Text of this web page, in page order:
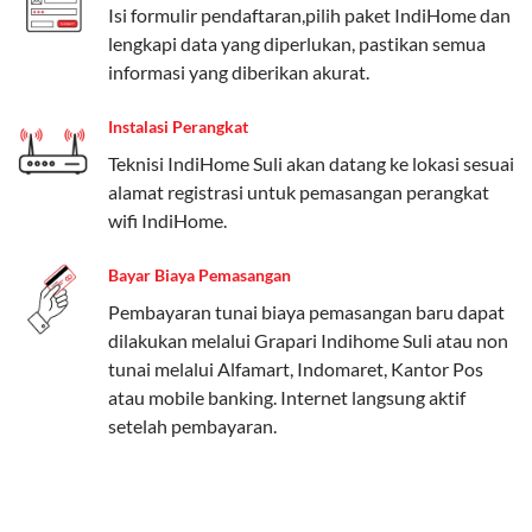
Paket Easy cocok untuk kebutuhan dasar, Paket
Complete untuk yang menginginkan fitur lengkap,
dan Paket Dynamic IP untuk pengguna yang
Paket Telkomsel One dengan Kuota Keluarga
Salah satu fitur unggulan Telkomsel One adalah Paket
Kuota Keluarga. Dengan kuota hingga 30 GB, Anda
atau teman tanpa perlu khawatir kehabisan kuota.
Berikut adalah detailnya:
Kuota Keluarga 30 GB
Kuota ini dapat digunakan secara bersama-sama oleh
Admin (pelanggan utama) dan anggota yang terdaftar.
Isi formulir pendaftaran,pilih paket IndiHome dan
lengkapi data yang diperlukan, pastikan semua
informasi yang diberikan akurat.
Instalasi Perangkat
Teknisi IndiHome Suli akan datang ke lokasi sesuai
alamat registrasi untuk pemasangan perangkat
wifi IndiHome.
Bayar Biaya Pemasangan
Pembayaran tunai biaya pemasangan baru dapat
dilakukan melalui Grapari Indihome Suli atau non
tunai melalui Alfamart, Indomaret, Kantor Pos
atau mobile banking. Internet langsung aktif
setelah pembayaran.